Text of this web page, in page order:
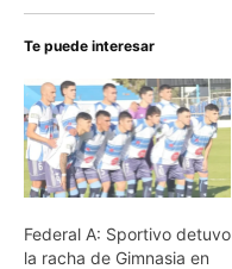
Te puede interesar
Federal A: Sportivo detuvo
la racha de Gimnasia en